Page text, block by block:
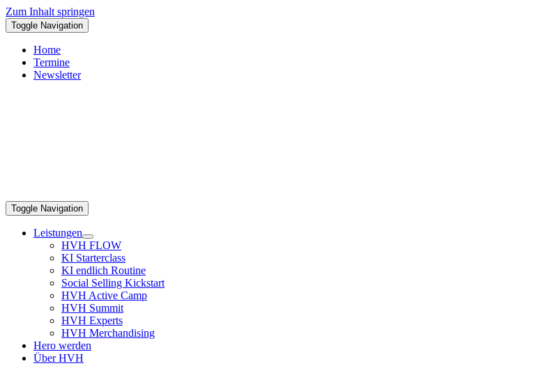
Zum Inhalt springen
Toggle Navigation
Home
Termine
Newsletter
Toggle Navigation
Leistungen
HVH FLOW
KI Starterclass
KI endlich Routine
Social Selling Kickstart
HVH Active Camp
HVH Summit
HVH Experts
HVH Merchandising
Hero werden
Über HVH